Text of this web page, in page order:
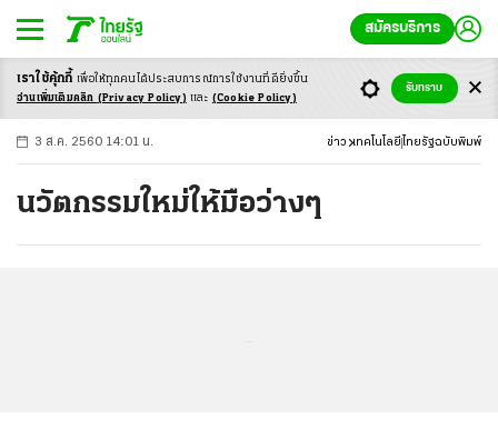
สมัครบริการ
-ก ก ก+
3 ส.ค. 2560 14:01 น. ข่าว เทคโนโลยี ไทยรัฐฉบับพิมพ์
นวัตกรรมใหม่ให้มือว่างๆ
เราใช้คุ้กกี้ เพื่อให้ทุกคนได้ประสบการณ์การใช้งานที่ดียิ่งขึ้น
อ่านเพิ่มเติมคลิก (Privacy Policy) และ (Cookie Policy)
รับทราบ